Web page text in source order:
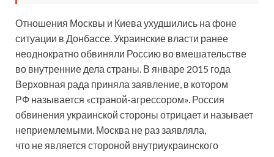
Отношения Москвы и Киева ухудшились на фоне
ситуации в Донбассе. Украинские власти ранее
неоднократно обвиняли Россию во вмешательстве
во внутренние дела страны. В январе 2015 года
Верховная рада приняла заявление, в котором
РФ называется «страной-агрессором». Россия
обвинения украинской стороны отрицает и называет
неприемлемыми. Москва не раз заявляла,
что не является стороной внутриукраинского